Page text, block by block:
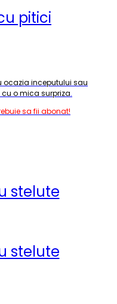
pitici
ocazia inceputului sau
o mica surpriza.
sa fii abonat!
stelute
stelute